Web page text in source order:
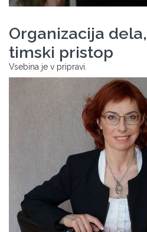
Organizacija
timski pristop
Vsebina je v pripravi.